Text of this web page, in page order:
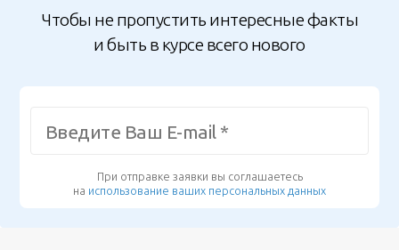
Чтобы не пропустить интересные факты
и быть в курсе всего нового
При отправке заявки вы соглашаетесь
на использование ваших персональных данных